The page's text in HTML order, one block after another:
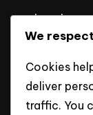
We
Cookies
deliver
traffic. You